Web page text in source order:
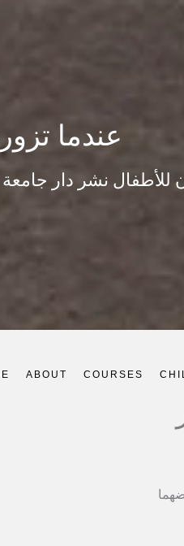
عندما
للأطفال نشر دار
ABOUT COURSES